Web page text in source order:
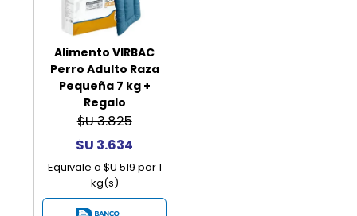
Alimento VIRBAC
Perro Adulto Raza
Pequeña 7 kg +
Regalo
$U 3.825
$U 3.634
Equivale a $U 519 por 1
kg(s)